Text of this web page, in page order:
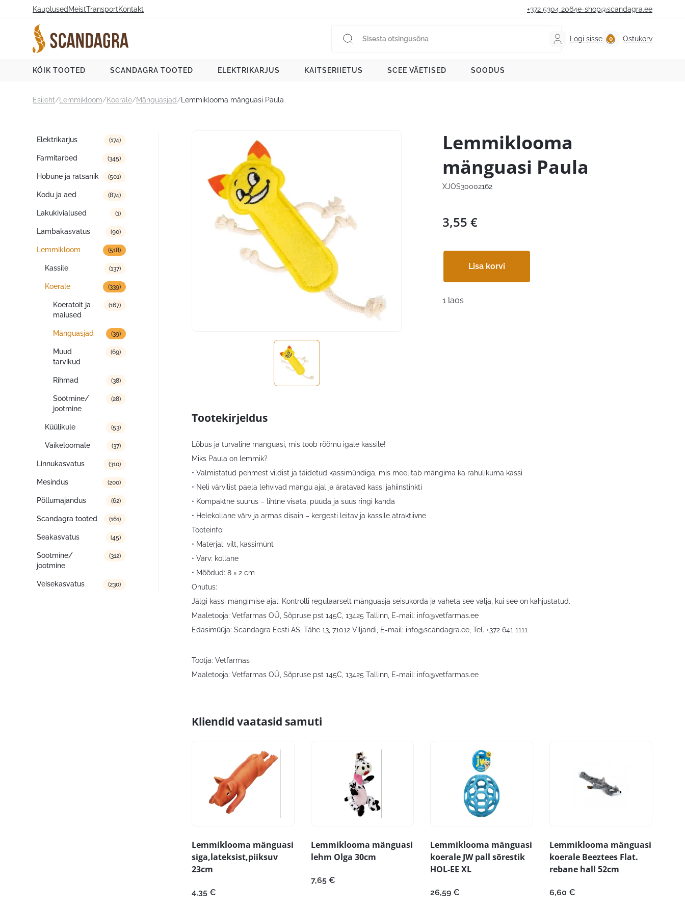
Kauplused MeistTransportKontakt +372 5304 2064e-shop@scandagra.ee
Logi sisse Ostukorv
KÕIK TOOTED SCANDAGRA TOOTED ELEKTRIKARJUS KAITSERIIETUS SCEE VÄETISED SOODUS
Esileht/ Lemmikloom/Koerale/Mänguasjad/ Lemmiklooma mänguasi Paula
Tootekategooriad
Elektrikarjus (174)
Farmitarbed (345)
Hobune ja ratsanik (501)
Kodu ja aed (874)
Lakukivialused (1)
Lambakasvatus (90)
Lemmikloom (518)
Kassile (137)
Koerale (339)
Koeratoit ja
maiused
(167)
Mänguasjad (39)
Muud
tarvikud
(69)
Rihmad (38)
Söötmine/
jootmine
(28)
Küülikule (53)
Väikeloomale (37)
Linnukasvatus (310)
Mesindus (200)
Põllumajandus (62)
Scandagra tooted (161)
Seakasvatus (45)
Söötmine/
jootmine
(312)
Veisekasvatus (230)
Lemmiklooma
mänguasi Paula
XJOS30002162
3,55 €
Lisa korvi
1 laos
Tootekirjeldus
Lõbus ja turvaline mänguasi, mis toob rõõmu igale kassile!
Miks Paula on lemmik?
• Valmistatud pehmest vildist ja täidetud kassimündiga, mis meelitab mängima ka rahulikuma kassi
• Neli värvilist paela lehvivad mängu ajal ja äratavad kassi jahiinstinkti
• Kompaktne suurus – lihtne visata, püüda ja suus ringi kanda
• Helekollane värv ja armas disain – kergesti leitav ja kassile atraktiivne
Tooteinfo:
• Materjal: vilt, kassimünt
• Värv: kollane
• Mõõdud: 8 × 2 cm
Ohutus:
Jälgi kassi mängimise ajal. Kontrolli regulaarselt mänguasja seisukorda ja vaheta see välja, kui see on kahjustatud.
Maaletooja: Vetfarmas OÜ, Sõpruse pst 145C, 13425 Tallinn, E-mail: info@vetfarmas.ee
Edasimüüja: Scandagra Eesti AS, Tähe 13, 71012 Viljandi, E-mail: info@scandagra.ee , Tel. +372 641 1111
Tootja: Vetfarmas
Maaletooja: Vetfarmas OÜ, Sõpruse pst 145C, 13425 Tallinn, E-mail: info@vetfarmas.ee
Kliendid vaatasid samuti
Lemmiklooma mänguasi
siga,lateksist,piiksuv
23cm
4,35 €
Lemmiklooma mänguasi
lehm Olga 30cm
7,65 €
Lemmiklooma mänguasi
koerale JW pall sõrestik
HOL-EE XL
26,59 €
Lemmiklooma mänguasi
koerale Beeztees Flat.
rebane hall 52cm
6,60 €